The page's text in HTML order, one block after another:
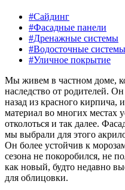
#Сайдинг
#Фасадные панели
#Дренажные системы
#Водосточные системы
#Уличное покрытие
Мы живем в частном доме,
наследство от родителей.
назад из красного кирпича,
материал во многих местах
отколоться и так далее.
мы выбрали для этого
Он более устойчив к
сезона не покоробился, не
как новый, будто недавно
для облицовки.